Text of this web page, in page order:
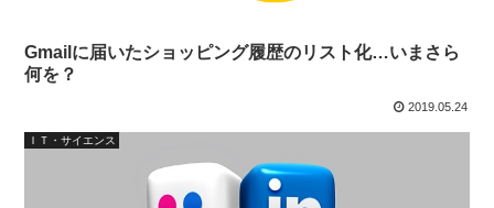
Gmailに届いたショッピング履歴のリスト化…いまさら
何を？
2019.05.24
ＩＴ・サイエンス